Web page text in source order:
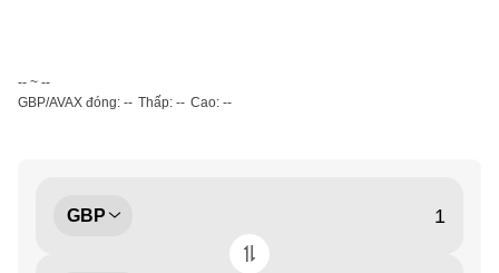
-- ~ --
GBP/AVAX đóng: -- Thấp: -- Cao: --
GBP